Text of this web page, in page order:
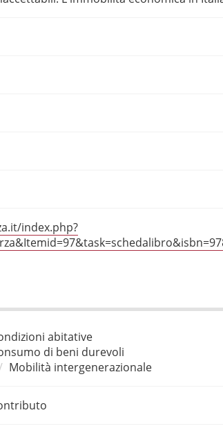
index.php?
abitative
di beni durevoli
Mobilità intergenerazionale